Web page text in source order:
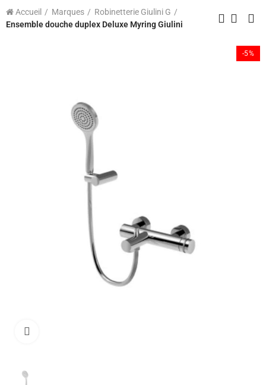
Accueil Marques
Robinetterie Giulini G
Ensemble douche duplex Deluxe Myring Giulini
-5%